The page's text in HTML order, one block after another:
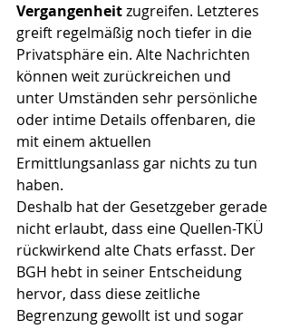
Vergangenheit zugreifen. Letzteres
greift regelmäßig noch tiefer in die
Privatsphäre ein. Alte Nachrichten
können weit zurückreichen und
unter Umständen sehr persönliche
oder intime Details offenbaren, die
mit einem aktuellen
Ermittlungsanlass gar nichts zu tun
haben.
Deshalb hat der Gesetzgeber gerade
nicht erlaubt, dass eine Quellen-TKÜ
rückwirkend alte Chats erfasst. Der
BGH hebt in seiner Entscheidung
hervor, dass diese zeitliche
Begrenzung gewollt ist und sogar